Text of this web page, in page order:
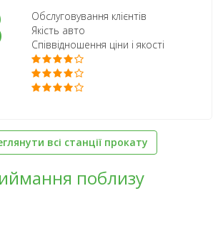
Обслуговування клієнтів
Якість авто
Співвідношення ціни і якості
всі станції прокату
поблизу